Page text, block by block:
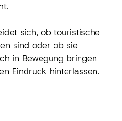
sich, ob touristische
sind oder ob sie
in Bewegung bringen
Eindruck hinterlassen.